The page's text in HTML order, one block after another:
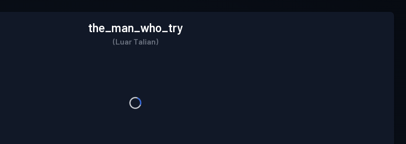
the_man_who_try
(Luar Talian)